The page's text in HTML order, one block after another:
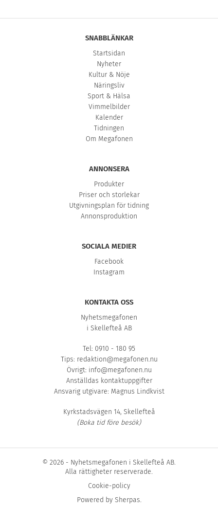
SNABBLÄNKAR
Startsidan
Nyheter
Kultur & Nöje
Näringsliv
Sport & Hälsa
Vimmelbilder
Kalender
Tidningen
Om Megafonen
ANNONSERA
Produkter
Priser och storlekar
Utgivningsplan för tidning
Annonsproduktion
SOCIALA MEDIER
Facebook
Instagram
KONTAKTA OSS
Nyhetsmegafonen
i Skellefteå AB
Tel: 0910 - 180 95
Tips: redaktion@megafonen.nu
Övrigt: info@megafonen.nu
Anställdas kontaktuppgifter
Ansvarig utgivare: Magnus Lindkvist
Kyrkstadsvägen 14, Skellefteå
(Boka tid före besök)
© 2026 - Nyhetsmegafonen i Skellefteå AB.
Alla rättigheter reserverade.
Cookie-policy
Powered by Sherpas.